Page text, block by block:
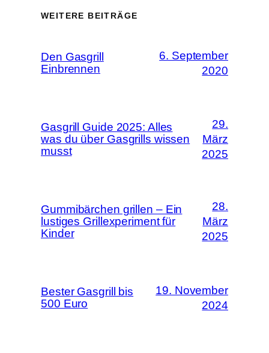
WEITERE BEITRÄGE
Den Gasgrill
Einbrennen
6. September
2020
Gasgrill Guide 2025: Alles
was du über Gasgrills wissen
musst
29.
März
2025
Gummibärchen grillen – Ein
lustiges Grillexperiment für
Kinder
28.
März
2025
Bester Gasgrill bis
500 Euro
19. November
2024